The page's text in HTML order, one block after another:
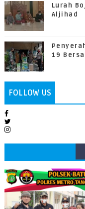
Lurah
Aljihad
19
FOLLOW US